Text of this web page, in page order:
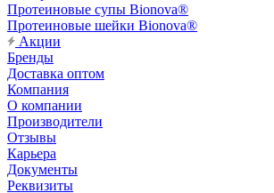
Протеиновые супы Bionova®
Протеиновые шейки Bionova®
Акции
Бренды
Доставка оптом
Компания
О компании
Производители
Отзывы
Карьера
Документы
Реквизиты